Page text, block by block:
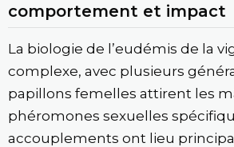
comportement et impact
La biologie de l’eudémis de la
complexe, avec plusieurs
papillons femelles attirent les
phéromones sexuelles
accouplements ont lieu